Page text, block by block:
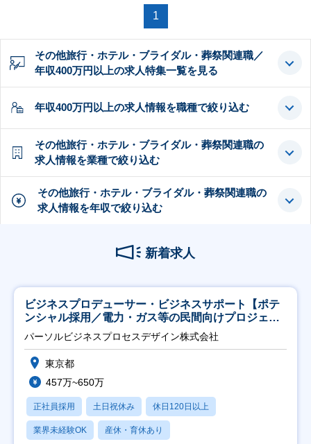
1
その他旅行・ホテル・ブライダル・葬祭関連職／
年収400万円以上の求人特集一覧を見る
年収400万円以上の求人情報を職種で絞り込む
その他旅行・ホテル・ブライダル・葬祭関連職の
求人情報を業種で絞り込む
その他旅行・ホテル・ブライダル・葬祭関連職の
求人情報を年収で絞り込む
新着求人
ビジネスプロデューサー・ビジネスサポート【ポテ
ンシャル採用／電力・ガス等の民間向けプロジェク
ト推進】
パーソルビジネスプロセスデザイン株式会社
東京都
457万~650万
正社員採用 土日祝休み 休日120日以上
業界未経験OK 産休・育休あり